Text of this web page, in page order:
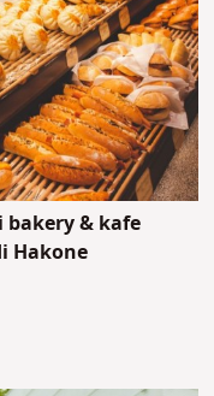
bakery & kafe
Hakone